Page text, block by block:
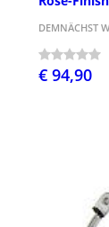
DEMNÄCHST
€ 94,90